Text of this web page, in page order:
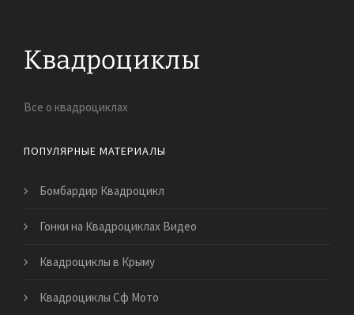
Все о квадроциклах
ПОПУЛЯРНЫЕ МАТЕРИАЛЫ
Бомбардир Квадроцикл
Гонки на Квадроциклах Видео
Квадроциклы в Крыму
Квадроциклы Сф Мото